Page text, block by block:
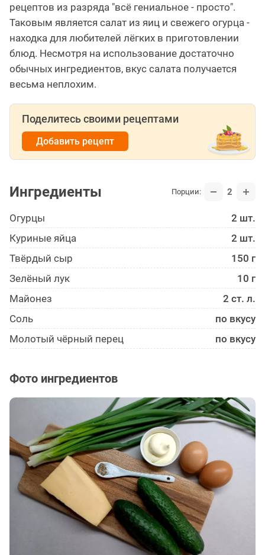
рецептов из разряда "всё гениальное - просто".
Таковым является салат из яиц и свежего огурца -
находка для любителей лёгких в приготовлении
блюд. Несмотря на использование достаточно
обычных ингредиентов, вкус салата получается
весьма неплохим.
Поделитесь своими рецептами
Добавить рецепт
Ингредиенты Порции: 2
Огурцы
2 шт.
Куриные яйца
2 шт.
Твёрдый сыр
150 г
Зелёный лук
10 г
Майонез
2 ст. л.
Соль
по вкусу
Молотый чёрный перец
по вкусу
Фото ингредиентов